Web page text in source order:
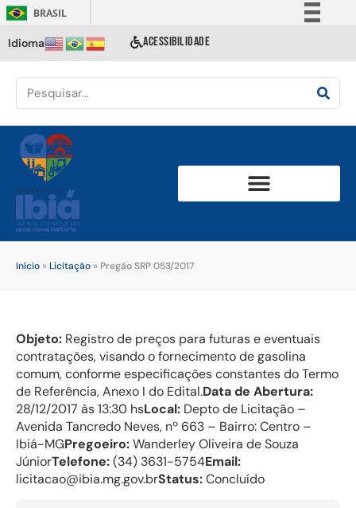
BRASIL
Comunica BR
Acesso à informação
Idioma ACESSIBILIDADE
Início » Licitação » Pregão SRP 053/2017
Objeto: Registro de preços para futuras e eventuais
contratações, visando o fornecimento de gasolina
comum, conforme especificações constantes do Termo
de Referência, Anexo I do Edital.Data de Abertura:
28/12/2017 às 13:30 hsLocal: Depto de Licitação –
Avenida Tancredo Neves, nº 663 – Bairro: Centro –
Ibiá-MGPregoeiro:Wanderley Oliveira de Souza
JúniorTelefone:(34) 3631-5754Email:
licitacao@ibia.mg.gov.brStatus:Concluído